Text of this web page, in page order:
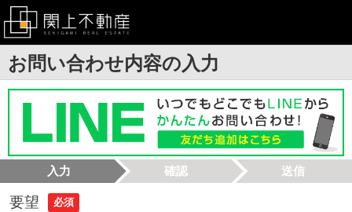
お問い合わせ内容の入力
入力 確認 送信
要望 必須